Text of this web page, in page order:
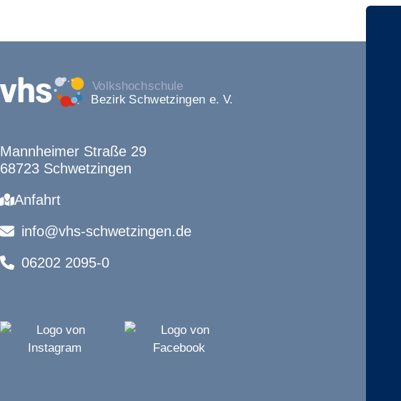
Mannheimer Straße 29
68723 Schwetzingen
Anfahrt
info@vhs-schwetzingen.de
06202 2095-0